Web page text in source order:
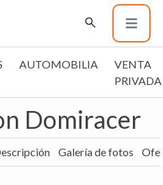
AUTOMOBILIA
VENTA
PRIVADA
Domiracer
Galería de fotos